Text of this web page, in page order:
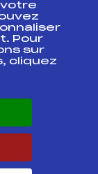
Suivi
votre
Pour
sur
cliquez